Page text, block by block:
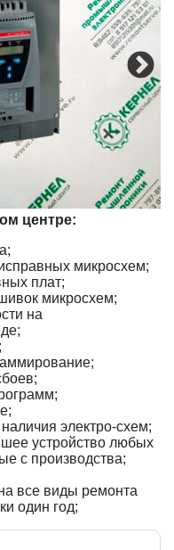
центре:
микросхем;
плат;
микросхем;
на
электро-схем;
устройство любых
с производства;
все виды ремонта
один год;